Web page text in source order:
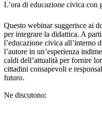
L’ora di educazione civica
Questo webinar suggerisce ai
per integrare la didattica. A
l’educazione civica all’interno
l’autore in un’esperienza
caldi dell’attualità per fornire
cittadini consapevoli e
futuro.
Ne discutono: